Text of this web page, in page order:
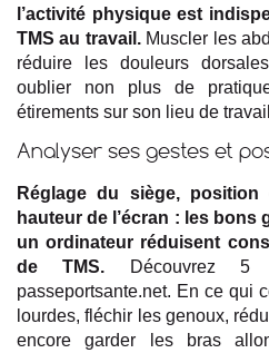
l’activité physique est
TMS au travail.Muscler les
réduire les douleurs
oublier non plus de
étirements sur son lieu de
Analyser ses gestes et
Réglage du siège,
hauteur de l’écran : les
un ordinateur réduisent
de TMS. Découvrez 5
passeportsante.net. En ce qui
lourdes, fléchir les genoux,
encore garder les bras